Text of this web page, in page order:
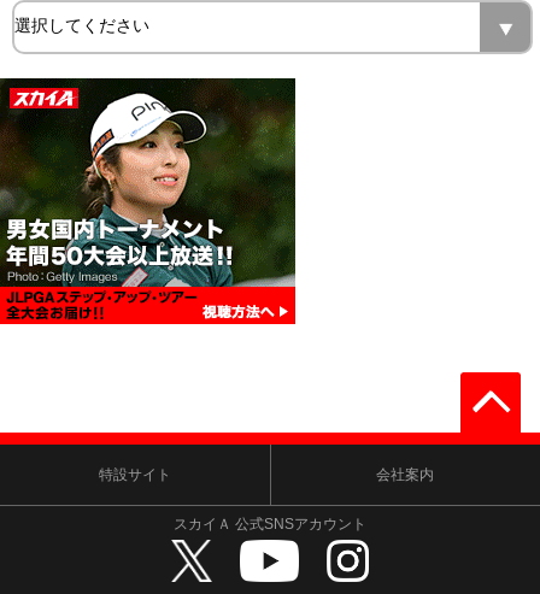
特設サイト 会社案内
スカイＡ 公式SNSアカウント